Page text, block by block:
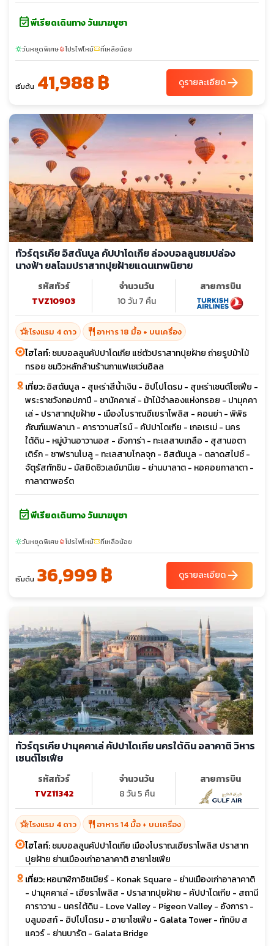
event_availableพีเรียดเดินทาง วันมาฆบูชา
sunnyวันหยุดพิเศษlocal_fire_departmentโปรไฟไหม้confirmation_numberที่เหลือน้อย
เริ่มต้น 41,988 ฿ ดูรายละเอียดarrow_forward
ทัวร์ตุรเคีย อิสตันบูล คัปปาโดเกีย ล่องบอลลูนชมปล่อง
นางฟ้า ยลโฉมปราสาทปุยฝ้ายแดนเทพนิยาย
รหัสทัวร์
TVZ10903
จำนวนวัน
10 วัน 7 คืน
สายการบิน
hotel_classโรงแรม 4 ดาว restaurant อาหาร 18 มื้อ + บนเครื่อง
ไฮไลท์:ชมบอลลูนคัปปาโดเกีย แช่ตัวปราสาทปุยฝ้าย ถ่ายรูปม้าไม้
ทรอย ชมวิวหลักล้านร้านกาแฟเซเว่นฮิลล
เที่ยว:อิสตันบูล - สุเหร่าสีน้ำเงิน - ฮิปโปโดรม - สุเหร่าเซนต์โซเฟีย -
พระราชวังทอปกาปี - ชานัคคาเล่ - ม้าไม้จำลองแห่งทรอย - ปามุคคา
เล่ - ปราสาทปุยฝ้าย - เมืองโบราณฮีเยราโพลิส - คอนย่า - พิพิธ
ภัณฑ์เมฟลานา - คาราวานสไรน์ - คัปปาโดเกีย - เกอเรเม่ - นคร
ใต้ดิน - หมู่บ้านอาวานอส - อังการ่า - ทะเลสาบเกลือ - สุสานอตา
เติร์ก - ซาฟรานโบลู - ทะเลสาบโกลจุก - อิสตันบูล - ตลาดสไปซ์ -
จัตุรัสทักซิม - มัสยิดซิวเลย์มานีเย - ย่านบาลาต - หอคอยกาลาตา -
กาลาตาพอร์ต
event_availableพีเรียดเดินทาง วันมาฆบูชา
sunnyวันหยุดพิเศษlocal_fire_departmentโปรไฟไหม้confirmation_numberที่เหลือน้อย
เริ่มต้น 36,999 ฿ ดูรายละเอียดarrow_forward
ทัวร์ตุรเคีย ปามุคคาเล่ คัปปาโดเกีย นครใต้ดิน อลาคาติ วิหาร
เซนต์โซเฟีย
รหัสทัวร์
TVZ11342
จำนวนวัน
8 วัน 5 คืน
สายการบิน
hotel_classโรงแรม 4 ดาว restaurant อาหาร 14 มื้อ + บนเครื่อง
ไฮไลท์:ชมบอลลูนคัปปาโดเกีย เมืองโบราณเฮียราโพลิส ปราสาท
ปุยฝ้าย ย่านเมืองเก่าอาลาคาติ ฮายาโซเฟีย
เที่ยว:หอนาฬิกาอิซเมียร์ - Konak Square - ย่านเมืองเก่าอาลาคาติ
- ปามุคคาเล่ - เฮียราโพลิส - ปราสาทปุยฝ้าย - คัปปาโดเกีย - สถานี
คาราวาน - นครใต้ดิน - Love Valley - Pigeon Valley - อังการา -
บลูมอสก์ - ฮิปโปโดรม - ฮายาโซเฟีย - Galata Tower - ทักษิม ส
แควร์ - ย่านบารัต - Galata Bridge